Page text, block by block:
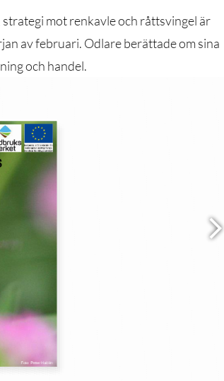
mot renkavle och råttsvingel är
av februari. Odlare berättade om sina
och handel.